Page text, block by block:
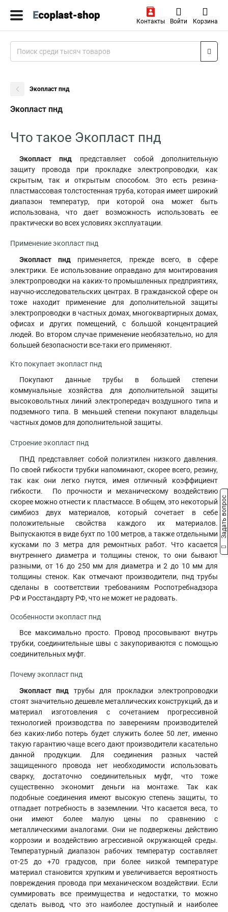
Контакты Войти Корзина
Экопласт пнд
Экопласт пнд
Что такое Экопласт пнд
Экопласт пнд представляет собой дополнительную
защиту провода при прокладке электропроводки, как
скрытым, так и открытым способом. Это есть резина-
пластмассовая толстостенная труба, которая имеет широкий
диапазон температур, при которой она может быть
использована, что дает возможность использовать ее
практически во всех условиях эксплуатации.
Применение экопласт пнд
Экопласт пнд применяется, прежде всего, в сфере
электрики. Ее использование оправдано для монтирования
электропроводки на каких-то промышленных предприятиях,
научно-исследовательских центрах. В гражданской сфере он
тоже находит применение для дополнительной защиты
электропроводки в частных домах, многоквартирных домах,
офисах и других помещений, с большой концентрацией
людей. Во втором случае применение необязательно, но для
большей безопасности все-таки его применяют.
Кто покупает экопласт пнд
Покупают данные трубы в большей степени
коммунальные хозяйства для дополнительной защиты
высоковольтных линий электропередач воздушного типа и
подземного типа. В меньшей степени покупают владельцы
частных домов для дополнительной защиты.
Строение экопласт пнд
ПНД представляет собой полиэтилен низкого давления.
По своей гибкости трубки напоминают, скорее всего, резину,
так как они легко гнутся, имея отличный коэффициент
гибкости. По прочности и механическому воздействию
скорее можно отнести к пластмассе. В общем, это некоторый
симбиоз двух материалов, который сочетает в себе
положительные свойства каждого их материалов.
Выпускаются в виде бухт по 100 метров, а также отдельными
кусками по 3 метра для ремонтных работ. Что касается
внутреннего диаметра и толщины стенок, то они бывают
разными, от 16 до 250 мм для диаметра и 2 до 10 мм для
толщины стенок. Как отмечают производители, пнд трубы
сделаны в соответствии требованиям Роспотребнадзора
РФ и Росстандарту РФ, что не может не радовать.
Особенности экопласт пнд
Все максимально просто. Провод просовывают внутрь
трубки, соединительные швы с закупориваются с помощью
соединительных муфт.
Почему экопласт пнд
Экопласт пнд трубы для прокладки электропроводки
стоят значительно дешевле металлических конструкций, да и
материал изготовления с сочетанием прогрессивной
технологией производства по заверениям производителей
без каких-либо потерь будет служить более 50 лет, именно
такую гарантию чаще всего дают производители касательно
данной продукции. Для соединения разных частей
защищенного провода нет необходимости использовать
сварку, достаточно соединительных муфт, что тоже
существенно экономит деньги на монтаже. Так как
подобные соединения имеют высокую степень защиты, то
отпадает потребность в заземлении. Что касается веса, то
они имеют более малую цены по сравнению с
металлическими аналогами. Они не подвержены действию
коррозии и воздействию агрессивной окружающей среды.
Температурный диапазон рабочих температур составляет
от-25 до +70 градусов, при более низкой температуре
материал становится хрупким и увеличивается вероятность
повреждения провода при механическом воздействии. Если
суммировать все преимущества и недостатки, то можно
сделать вывод, что это наиболее доступный и наиболее
Задать вопрос